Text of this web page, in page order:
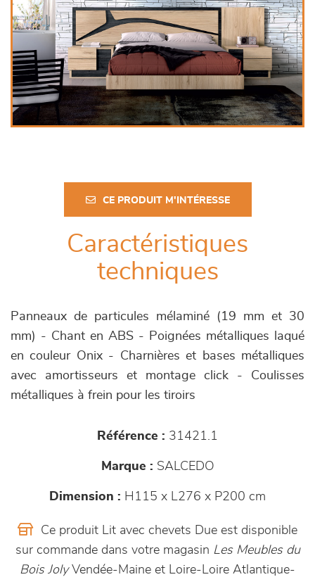
CE PRODUIT M'INTÉRESSE
Caractéristiques
techniques
Panneaux de particules mélaminé (19 mm et 30
mm) - Chant en ABS - Poignées métalliques laqué
en couleur Onix - Charnières et bases métalliques
avec amortisseurs et montage click - Coulisses
métalliques à frein pour les tiroirs
Référence : 31421.1
Marque : SALCEDO
Dimension : H115 x L276 x P200 cm
Ce produit Lit avec chevets Due est disponible
sur commande dans votre magasin Les Meubles du
Bois JolyVendée-Maine et Loire-Loire Atlantique-